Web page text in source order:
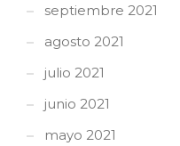
septiembre 2021
agosto 2021
julio 2021
junio 2021
mayo 2021